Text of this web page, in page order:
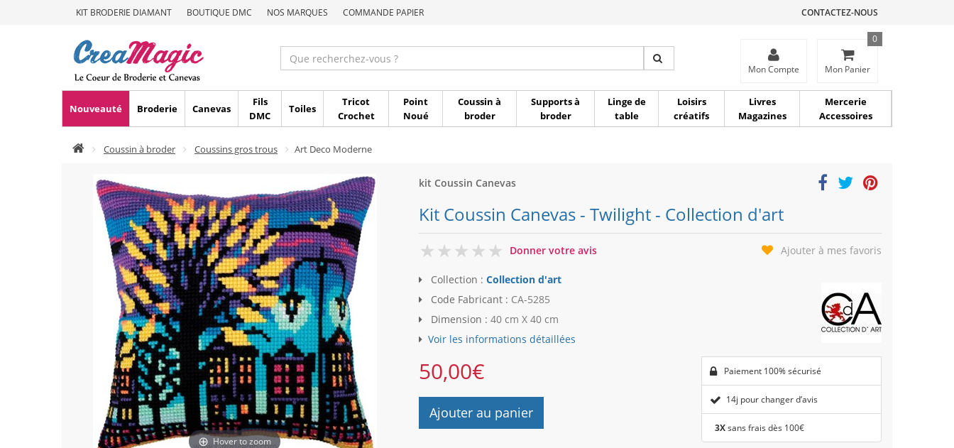
KIT BRODERIE DIAMANT BOUTIQUE DMC NOS MARQUES COMMANDE PAPIER CONTACTEZ-NOUS
Mon Compte Mon Panier
0
Nouveauté Broderie Canevas
Fils
DMC
Toiles
Tricot
Crochet
Point
Noué
Coussin à
broder
Supports à
broder
Linge de
table
Loisirs
créatifs
Livres
Magazines
Mercerie
Accessoires
Coussin à broder Coussins gros trous Art Deco Moderne
Hover to zoom
kit Coussin Canevas
Kit Coussin Canevas - Twilight - Collection d'art
0
Donner votre avis Ajouter à mes favoris
Collection : Collection d'art
Code Fabricant : CA-5285
Dimension : 40 cm X 40 cm
Voir les informations détaillées
50,00€
Ajouter au panier
Paiement 100% sécurisé
14j pour changer d’avis
3Xsans frais dès 100€